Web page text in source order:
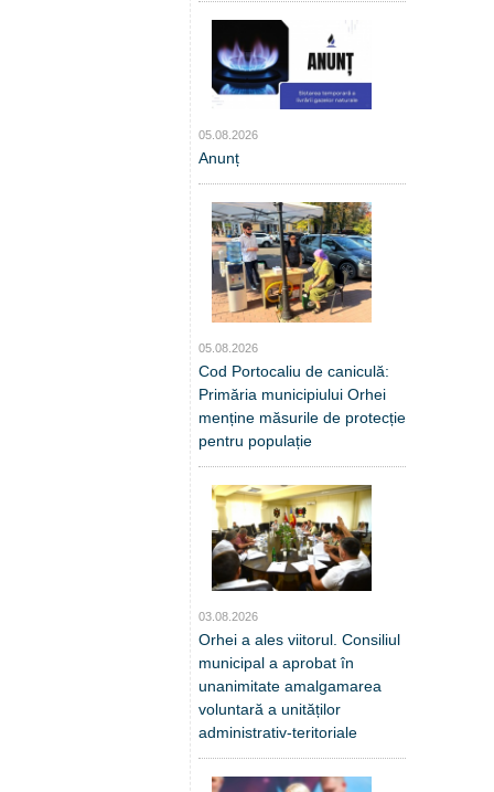
05.08.2026
Anunț
05.08.2026
Cod Portocaliu de caniculă:
Primăria municipiului Orhei
menține măsurile de protecție
pentru populație
03.08.2026
Orhei a ales viitorul. Consiliul
municipal a aprobat în
unanimitate amalgamarea
voluntară a unităților
administrativ-teritoriale